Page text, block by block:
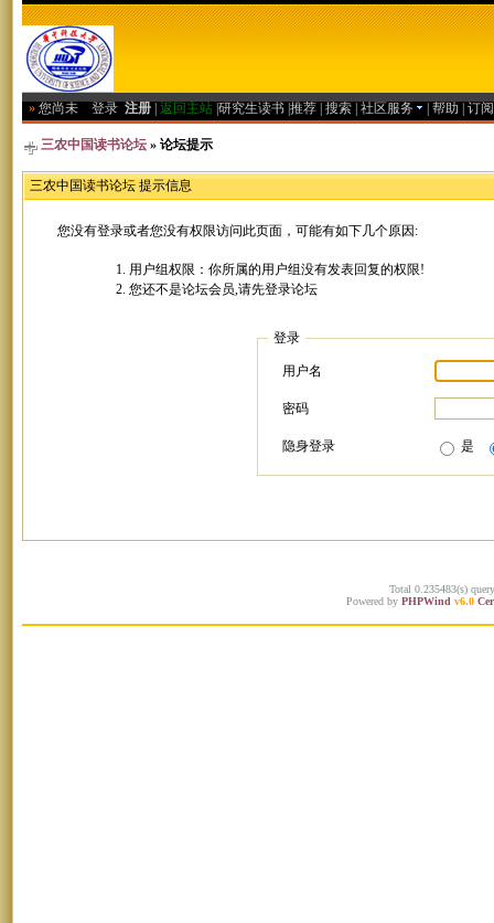
» 您尚未 登录 注册 返回主站 研究生读书 推荐 搜索 社区服务 帮助 订
三农中国读书论坛 » 论坛提示
三农中国读书论坛 提示信息
您没有登录或者您没有权限访问此页面，可能有如下几个原因:
用户组权限：你所属的用户组没有发表回复的权限!
您还不是论坛会员,请先登录论坛
登录
用户名
密码
隐身登录 是
Total 0.235483(s)
Powered by PHPWind v6.0